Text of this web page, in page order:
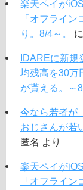
楽天ペイが
「オフライ
り。8/4～。
に
IDAREに新規
均残高を30万
が貰える。～
今なら若者が
おじさんが若
匿名 より
楽天ペイが
「オフライ